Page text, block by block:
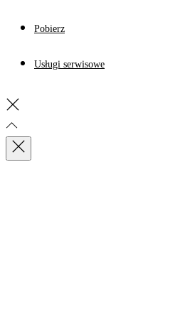
Pobierz
Usługi serwisowe